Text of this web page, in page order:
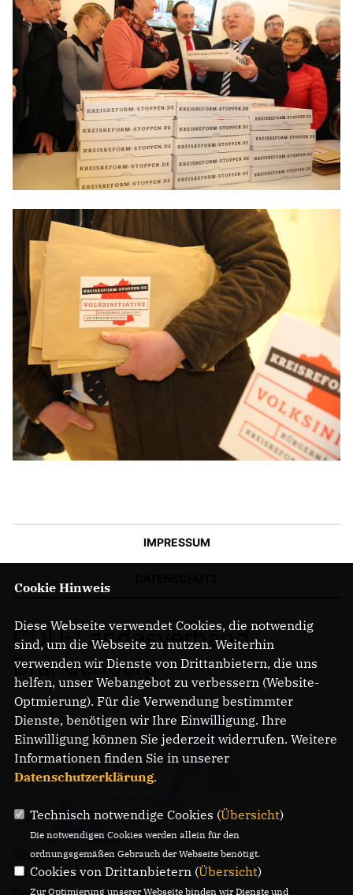
IMPRESSUM
CDU-Landesverband
Brandenburg
Gregor-Mendel-Straße 3
14469 Potsdam
Cookie Hinweis
Diese Webseite verwendet Cookies, die notwendig
sind, um die Webseite zu nutzen. Weiterhin
verwenden wir Dienste von Drittanbietern, die uns
helfen, unser Webangebot zu verbessern (Website-
Optmierung). Für die Verwendung bestimmter
Dienste, benötigen wir Ihre Einwilligung. Ihre
Einwilligung können Sie jederzeit widerrufen. Weitere
Informationen finden Sie in unserer
Datenschutzerklärung.
Technisch notwendige Cookies (Übersicht)
Die notwendigen Cookies werden allein für den
ordnungsgemäßen Gebrauch der Webseite benötigt.
Cookies von Drittanbietern (Übersicht)
Zur Optimierung unserer Webseite binden wir Dienste und